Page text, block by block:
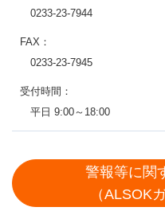
0233-23-7944
FAX：
0233-23-7945
受付時間：
平日 9:00～18:00
警報等に関
（ALSOK